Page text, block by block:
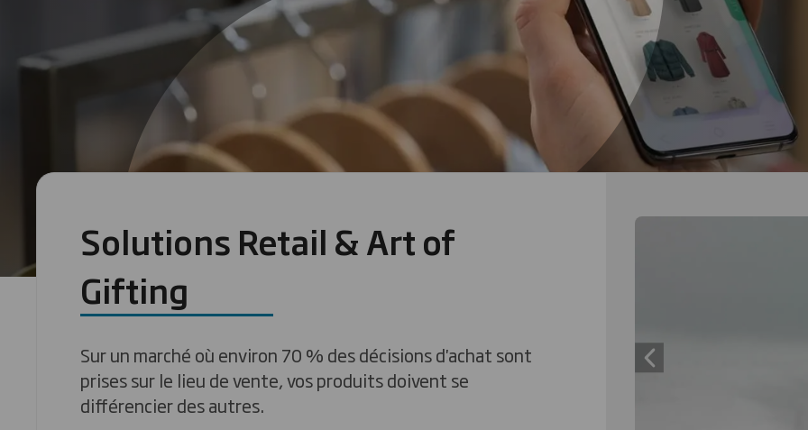
Solutions Retail & Art of
Gifting
Sur un marché où environ 70 % des décisions d'achat sont
prises sur le lieu de vente, vos produits doivent se
différencier des autres.
Previous slide